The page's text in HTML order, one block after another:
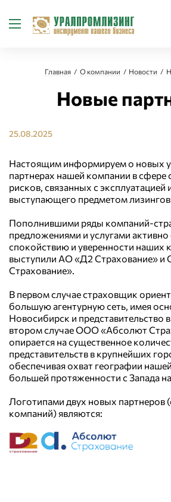
Главная О компании Новости
Новые
25.08.2025
Настоящим информируем о новых
партнерах нашей компании в сфере
рисков, связанных с эксплуатацией
выступающего предметом
Пополнившими ряды компаний-
предложениями и услугами
спокойствию и уверенности наших
выступили АО «Д2 Страхование»
Страхование».
В первом случае страховщик
большую агентурную сеть, имея
Новосибирск и представительство
втором случае ООО «Абсолют
опирается на существенное
представительств в крупнейших
обеспечивая охват географии
большей протяженности с Запада
Логотипами двух новых партнеров
компаний) являются: